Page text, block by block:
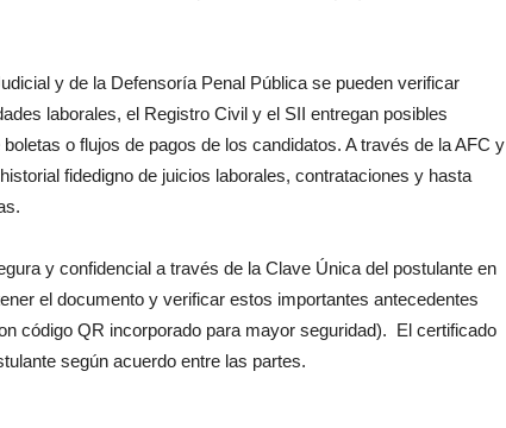
y de la Defensoría Penal Pública se pueden verificar
laborales, el Registro Civil y el SII entregan posibles
o flujos de pagos de los candidatos. A través de la AFC y
fidedigno de juicios laborales, contrataciones y hasta
y confidencial a través de la Clave Única del postulante en
el documento y verificar estos importantes antecedentes
código QR incorporado para mayor seguridad). El certificado
según acuerdo entre las partes.